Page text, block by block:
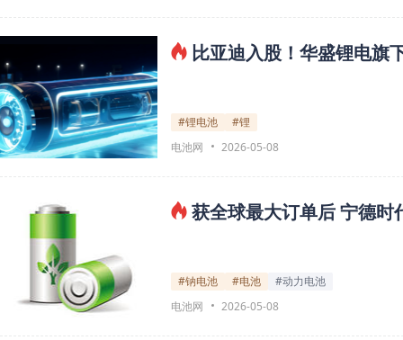
比亚迪入股！华盛锂电旗
#锂电池
#锂
电池网
2026-05-08
获全球最大订单后 宁德
#钠电池 #电池
#动力电池
电池网
2026-05-08